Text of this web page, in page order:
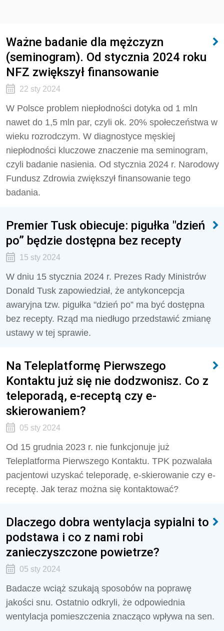
Ważne badanie dla mężczyzn
(seminogram). Od stycznia 2024 roku
NFZ zwiększył finansowanie
22 sty 2024
W Polsce problem niepłodności dotyka od 1 mln
nawet do 1,5 mln par, czyli ok. 20% społeczeństwa w
wieku rozrodczym. W diagnostyce męskiej
niepłodności kluczowe znaczenie ma seminogram,
czyli badanie nasienia. Od stycznia 2024 r. Narodowy
Fundusz Zdrowia zwiększył finansowanie tego
badania.
Premier Tusk obiecuje: pigułka "dzień
po” będzie dostępna bez recepty
15 sty 2024
W dniu 15 stycznia 2024 r. Prezes Rady Ministrów
Donald Tusk zapowiedział, że antykoncepcja
awaryjna tzw. pigułka "dzień po” ma być dostępna
bez recepty. Rząd ma niedługo przedstawić zmianę
ustawy w tej sprawie.
Na Teleplatformę Pierwszego
Kontaktu już się nie dodzwonisz. Co z
teleporadą, e-receptą czy e-
skierowaniem?
05 sty 2024
Od 15 grudnia 2023 r. nie funkcjonuje już
Teleplatforma Pierwszego Kontaktu. TPK pozwalała
pacjentowi uzyskać teleporadę, e-skierowanie czy e-
receptę. Jak teraz można się kontaktować?
Dlaczego dobra wentylacja sypialni to
podstawa i co z nami robi
zanieczyszczone powietrze?
05 sty 2024
Badacze wciąż szukają sposobów na poprawę
jakości snu. Ostatnio odkryli, że odpowiednia
wentylacja pomieszczenia znacząco wpływa na sen.